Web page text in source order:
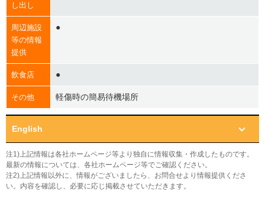
し出し
周辺施設
等の情報
提供
●
飲食店 ●
その他 軽傷時の簡易待機場所
English
注1)上記情報は各社ホームページ等より独自に情報収集・作成したものです。
最新の情報については、各社ホームページ等でご確認ください。
注2)上記情報以外に、情報がございましたら、お問合せより情報提供くださ
い。内容を確認し、必要に応じ掲載させていただきます。